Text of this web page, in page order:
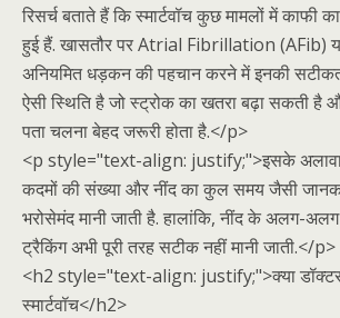
रिसर्च बताते हैं कि स्मार्टवॉच कुछ मामलों में काफी
हुई हैं. खासतौर पर Atrial Fibrillation (AFib)
अनियमित धड़कन की पहचान करने में इनकी
ऐसी स्थिति है जो स्ट्रोक का खतरा बढ़ा सकती है
पता चलना बेहद जरूरी होता है.</p>
<p style="text-align: justify;">इसके अलावा,
कदमों की संख्या और नींद का कुल समय जैसी
भरोसेमंद मानी जाती है. हालांकि, नींद के अलग-
ट्रैकिंग अभी पूरी तरह सटीक नहीं मानी जाती.</p>
<h2 style="text-align: justify;">क्या
स्मार्टवॉच</h2>